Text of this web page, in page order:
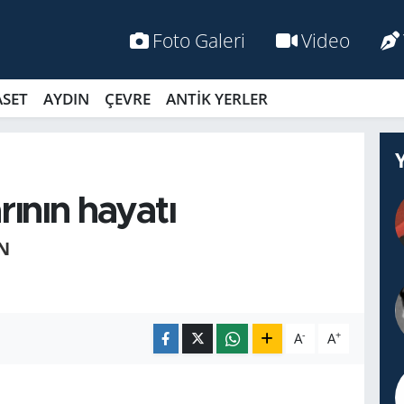
Foto Galeri Video
AYDIN ÇEVRE ANTİK YERLER
hayatı
A- A+